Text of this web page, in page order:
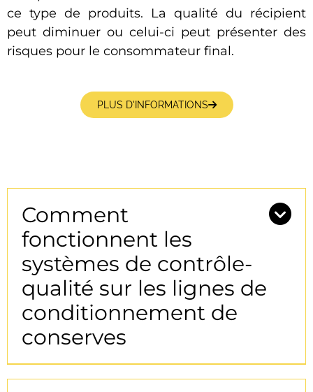
ce type de produits. La qualité du récipient
peut diminuer ou celui-ci peut présenter des
risques pour le consommateur final.
PLUS D'INFORMATIONS
Comment
fonctionnent les
systèmes de contrôle-
qualité sur les lignes de
conditionnement de
conserves